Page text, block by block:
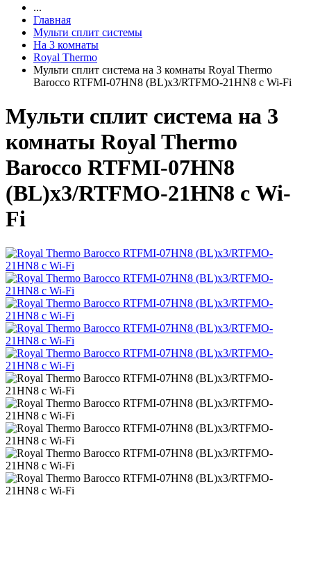
...
Главная
Мульти сплит системы
На 3 комнаты
Royal Thermo
Мульти сплит система на 3 комнаты Royal Thermo
Barocco RTFMI-07HN8 (BL)х3/RTFMO-21HN8 с Wi-Fi
Мульти сплит система на 3
комнаты Royal Thermo
Barocco RTFMI-07HN8
(BL)х3/RTFMO-21HN8 с Wi-
Fi